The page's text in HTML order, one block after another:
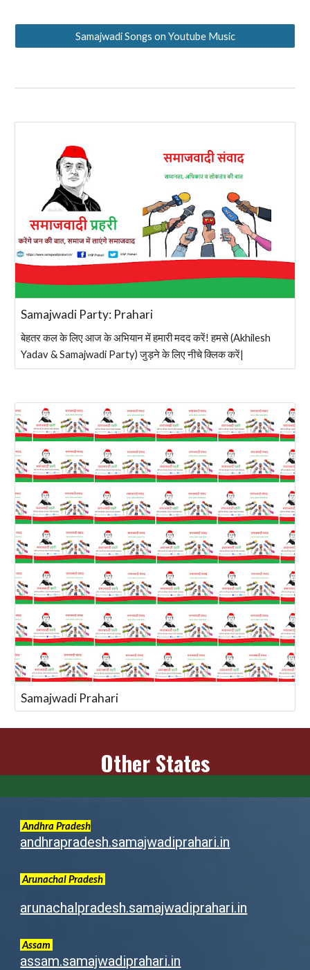
Samajwadi Songs on Youtube Music
Samajwadi Party: Prahari
बेहतर कल के लिए आज के अभियान में हमारी मदद करें! हमसे (Akhilesh
Yadav & Samajwadi Party) जुड़ने के लिए नीचे क्लिक करें|
Samajwadi Prahari
Other States
Andhra Pradesh
andhrapradesh.samajwadiprahari.in
ArunachalPradesh
arunachalpradesh.samajwadiprahari.in
Assam
assam.samajwadiprahari.in